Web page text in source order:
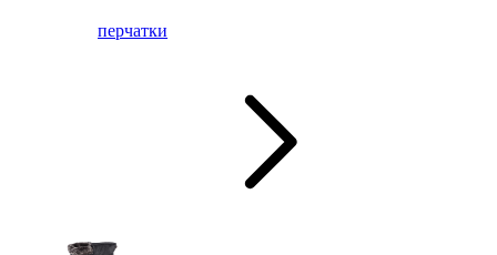
перчатки